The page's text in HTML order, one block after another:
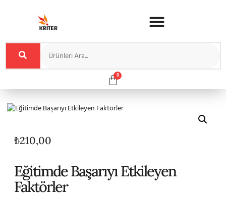
0
₺210,00
Eğitimde Başarıyı Etkileyen
Faktörler